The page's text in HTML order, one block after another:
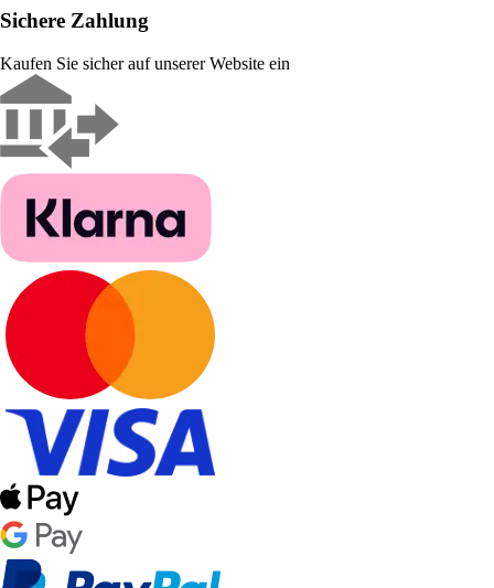
Sichere Zahlung
Kaufen Sie sicher auf unserer Website ein